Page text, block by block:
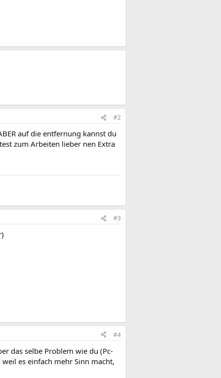
#2
auf die entfernung kannst du
zum Arbeiten lieber nen Extra
#3
#4
das selbe Problem wie du (Pc-
es einfach mehr Sinn macht,